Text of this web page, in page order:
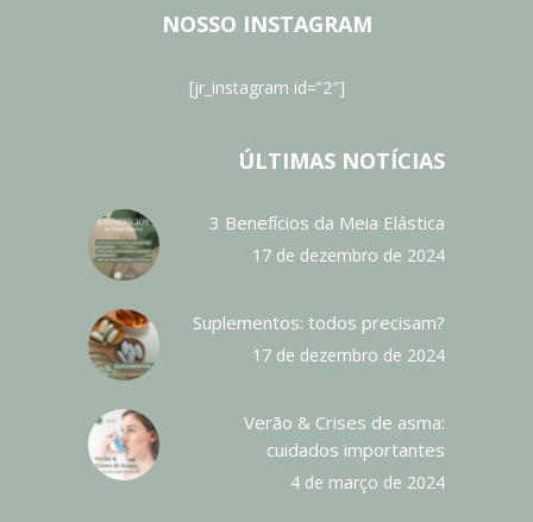
NOSSO INSTAGRAM
[jr_instagram id=”2″]
ÚLTIMAS NOTÍCIAS
3 Benefícios da Meia Elástica
17 de dezembro de 2024
Suplementos: todos precisam?
17 de dezembro de 2024
Verão & Crises de asma:
cuidados importantes
4 de março de 2024